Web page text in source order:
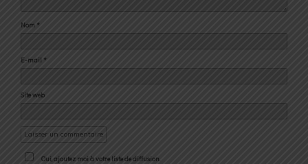
Nom *
E-mail *
Site web
Oui, ajoutez moi à votre liste de diffusion.